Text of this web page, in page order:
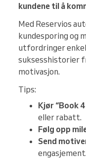
kundene til å
Med Reservios
kundesporing og
utfordringer
suksesshistorier
motivasjon.
Tips:
Kjør “Book
eller rabatt.
Følg opp
Send
engasjement.